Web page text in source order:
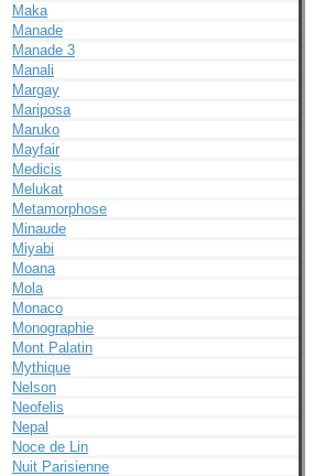
Maka
Manade
Manade 3
Manali
Margay
Mariposa
Maruko
Mayfair
Medicis
Melukat
Metamorphose
Minaude
Miyabi
Moana
Mola
Monaco
Monographie
Mont Palatin
Mythique
Nelson
Neofelis
Nepal
Noce de Lin
Nuit Parisienne